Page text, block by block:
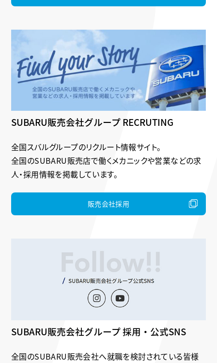
SUBARU販売会社グループ RECRUTING
全国スバルグループのリクルート情報サイト。
全国のSUBARU販売店で働くメカニックや営業などの求
人・採用情報を掲載しています。
販売会社採用
SUBARU販売会社グループ 採用・公式SNS
全国のSUBARU販売会社へ就職を検討されている皆様